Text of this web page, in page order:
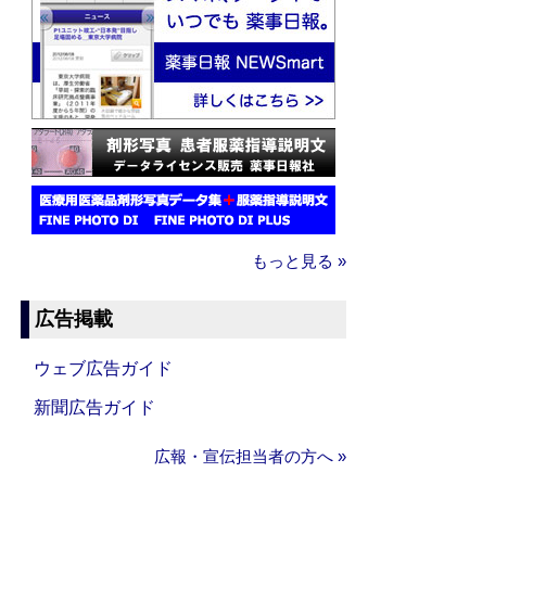
もっと見る »
広告掲載
ウェブ広告ガイド
新聞広告ガイド
広報・宣伝担当者の方へ »